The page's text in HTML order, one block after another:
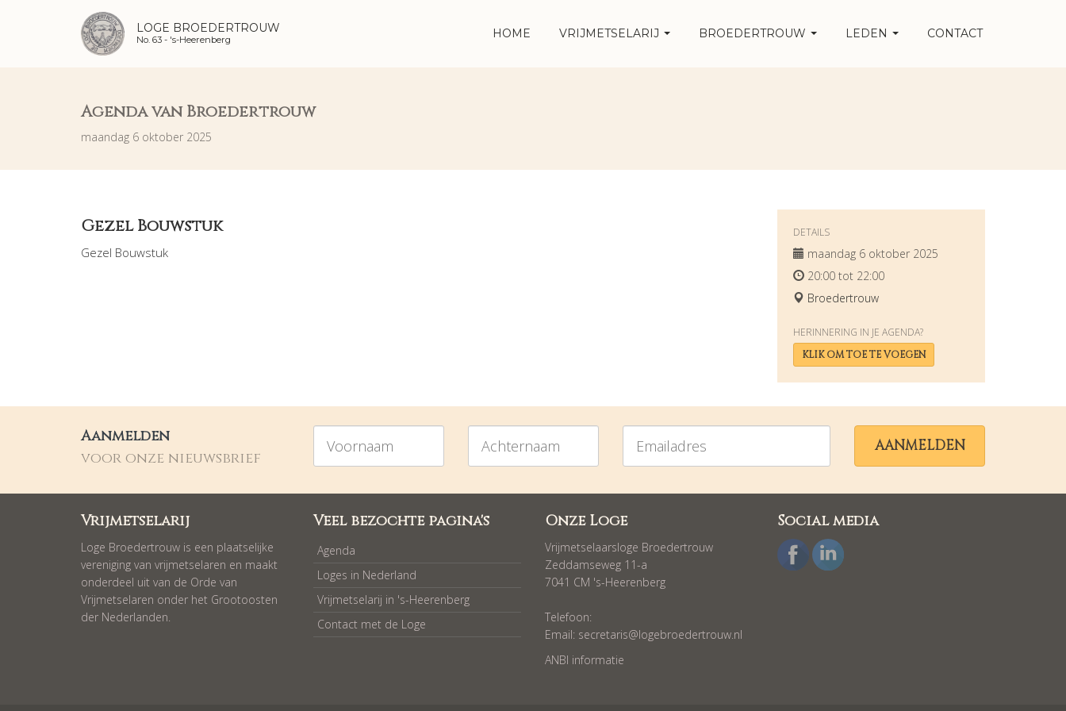
LOGE BROEDERTROUW
No. 63 - 's-Heerenberg HOME VRIJMETSELARIJ BROEDERTROUW LEDEN CONTACT
Agenda van Broedertrouw
maandag 6 oktober 2025
Gezel Bouwstuk
Gezel Bouwstuk
DETAILS
maandag 6 oktober 2025
20:00 tot 22:00
Broedertrouw
HERINNERING IN JE AGENDA?
KLIK OM TOE TE VOEGEN
Aanmelden
voor onze nieuwsbrief
AANMELDEN
Vrijmetselarij
Loge Broedertrouw is een plaatselijke
vereniging van vrijmetselaren en maakt
onderdeel uit van de Orde van
Vrijmetselaren onder het Grootoosten
der Nederlanden.
Veel bezochte pagina's
Agenda
Loges in Nederland
Vrijmetselarij in 's-Heerenberg
Contact met de Loge
Onze Loge
Vrijmetselaarsloge Broedertrouw
Zeddamseweg 11-a
7041 CM 's-Heerenberg
Telefoon:
Email: secretaris@logebroedertrouw.nl
ANBI informatie
Social media